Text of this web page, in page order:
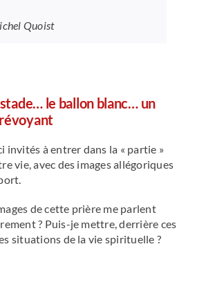
Quoist
stade… le ballon blanc… un
invités à entrer dans la « partie »
vie, avec des images allégoriques
de cette prière me parlent
? Puis-je mettre, derrière ces
situations de la vie spirituelle ?